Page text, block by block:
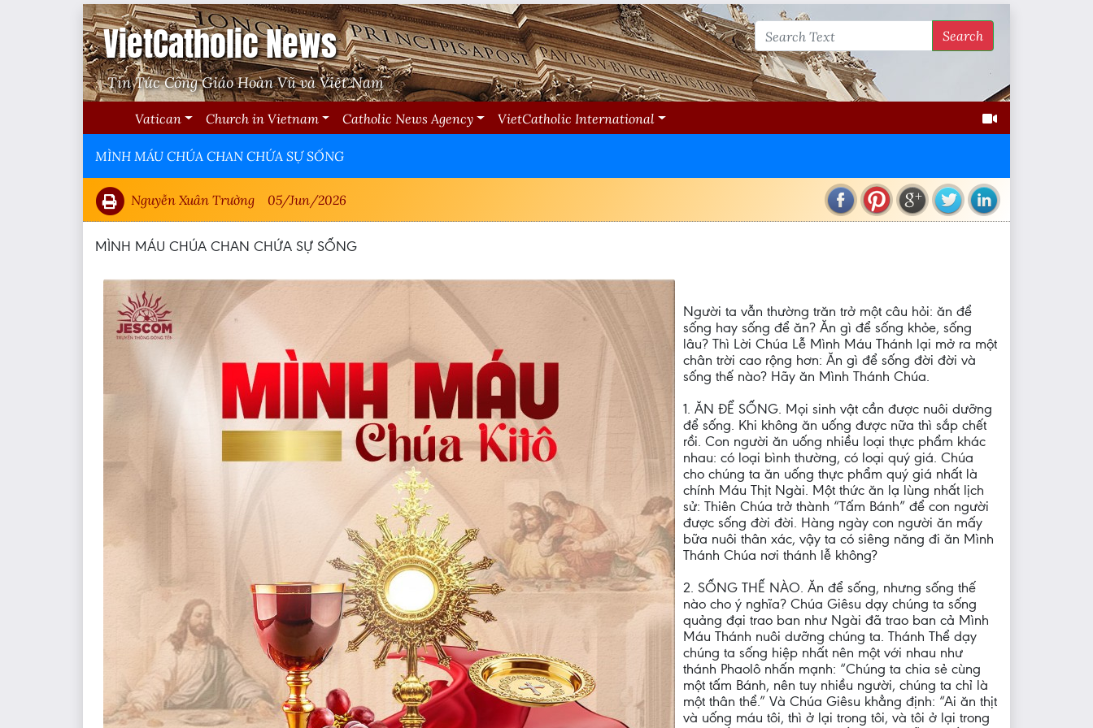
VietCatholic News
Tin Tức Công Giáo Hoàn Vũ và Việt Nam
Search
Vatican Church in Vietnam Catholic News Agency VietCatholic International
MÌNH MÁU CHÚA CHAN CHỨA SỰ SỐNG
Nguyễn Xuân Trường 05/Jun/2026
MÌNH MÁU CHÚA CHAN CHỨA SỰ SỐNG
Người ta vẫn thường trăn trở một câu hỏi: ăn để
sống hay sống để ăn? Ăn gì để sống khỏe, sống
lâu? Thì Lời Chúa Lễ Mình Máu Thánh lại mở ra một
chân trời cao rộng hơn: Ăn gì để sống đời đời và
sống thế nào? Hãy ăn Mình Thánh Chúa.
1. ĂN ĐỂ SỐNG. Mọi sinh vật cần được nuôi dưỡng
để sống. Khi không ăn uống được nữa thì sắp chết
rồi. Con người ăn uống nhiều loại thực phẩm khác
nhau: có loại bình thường, có loại quý giá. Chúa
cho chúng ta ăn uống thực phẩm quý giá nhất là
chính Máu Thịt Ngài. Một thức ăn lạ lùng nhất lịch
sử: Thiên Chúa trở thành “Tấm Bánh” để con người
được sống đời đời. Hàng ngày con người ăn mấy
bữa nuôi thân xác, vậy ta có siêng năng đi ăn Mình
Thánh Chúa nơi thánh lễ không?
2. SỐNG THẾ NÀO. Ăn để sống, nhưng sống thế
nào cho ý nghĩa? Chúa Giêsu dạy chúng ta sống
quảng đại trao ban như Ngài đã trao ban cả Mình
Máu Thánh nuôi dưỡng chúng ta. Thánh Thể dạy
chúng ta sống hiệp nhất nên một với nhau như
thánh Phaolô nhấn mạnh: “Chúng ta chia sẻ cùng
một tấm Bánh, nên tuy nhiều người, chúng ta chỉ là
một thân thể.” Và Chúa Giêsu khẳng định: “Ai ăn thịt
và uống máu tôi, thì ở lại trong tôi, và tôi ở lại trong